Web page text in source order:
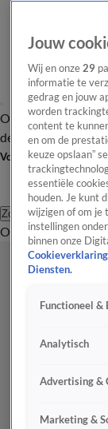
Overzicht
de redactie
Volg Shownieuws
Zoeken
Overzicht
Jouw
Wij en onze 29
informatie te
gedrag en jouw
worden
content te
en om de
keuze opslaan”
essentiële
houden. Je kunt
wijzigen of om je
instellingen
binnen onze
Diensten.
Functioneel &
Analytisch
Advertising &
Marketing &